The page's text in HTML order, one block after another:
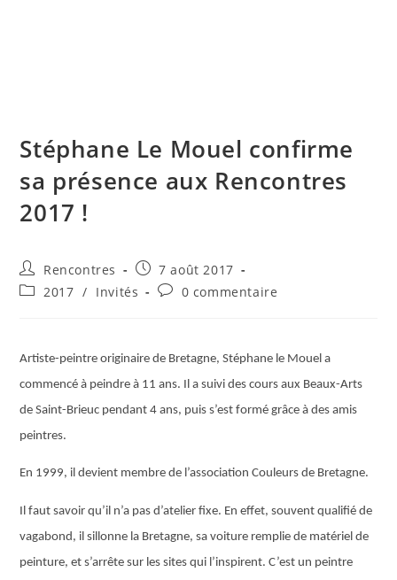
Stéphane Le Mouel confirme
sa présence aux Rencontres
2017 !
Auteur/autrice
de
la
Rencontres
Publication
publiée :
7 août 2017
Post2017 / Invités
Commentaires
0 commentaire
Artiste-peintre originaire de Bretagne, Stéphane le Mouel a
commencé à peindre à 11 ans. Il a suivi des cours aux Beaux-Arts
de Saint-Brieuc pendant 4 ans, puis s’est formé grâce à des amis
peintres.
En 1999, il devient membre de l’association Couleurs de Bretagne.
Il faut savoir qu’il n’a pas d’atelier fixe. En effet, souvent qualifié de
vagabond, il sillonne la Bretagne, sa voiture remplie de matériel de
peinture, et s’arrête sur les sites qui l’inspirent. C’est un peintre